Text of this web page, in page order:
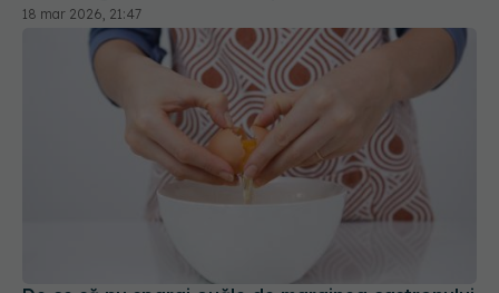
De ce să nu spargi ouăle de marginea castronului